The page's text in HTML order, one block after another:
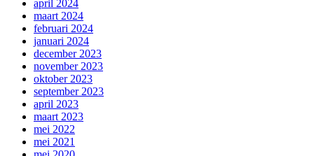
april 2024
maart 2024
februari 2024
januari 2024
december 2023
november 2023
oktober 2023
september 2023
april 2023
maart 2023
mei 2022
mei 2021